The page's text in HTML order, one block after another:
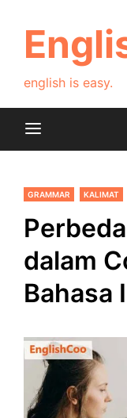
content
english is easy.
GRAMMAR KALIMAT
dalam
Bahasa